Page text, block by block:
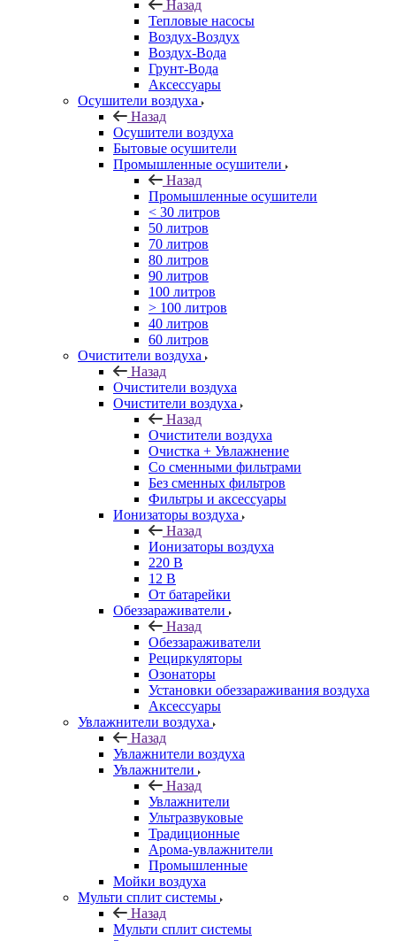
Назад
Тепловые насосы
Воздух-Воздух
Воздух-Вода
Грунт-Вода
Аксессуары
Осушители воздуха
Назад
Осушители воздуха
Бытовые осушители
Промышленные осушители
Назад
Промышленные осушители
< 30 литров
50 литров
70 литров
80 литров
90 литров
100 литров
> 100 литров
40 литров
60 литров
Очистители воздуха
Назад
Очистители воздуха
Очистители воздуха
Назад
Очистители воздуха
Очистка + Увлажнение
Cо сменными фильтрами
Без сменных фильтров
Фильтры и аксессуары
Ионизаторы воздуха
Назад
Ионизаторы воздуха
220 В
12 В
От батарейки
Обеззараживатели
Назад
Обеззараживатели
Рециркуляторы
Озонаторы
Установки обеззараживания воздуха
Аксессуары
Увлажнители воздуха
Назад
Увлажнители воздуха
Увлажнители
Назад
Увлажнители
Ультразвуковые
Традиционные
Арома-увлажнители
Промышленные
Мойки воздуха
Мульти сплит системы
Назад
Мульти сплит системы